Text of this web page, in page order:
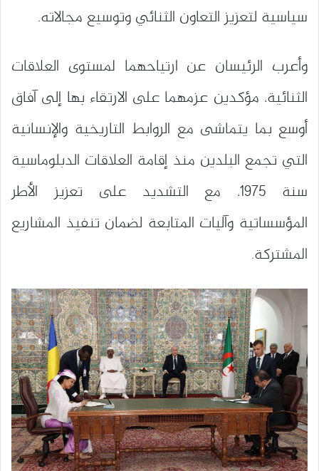
سياسية لتعزيز التعاون الثنائي وتوسيع مجالاته.
وأعرب الرئيسان عن ارتياحهما لمستوى العلاقات
الثنائية، مؤكدين عزمهما على الارتقاء بها إلى آفاق
أوسع بما يتماشى مع الروابط التاريخية والإنسانية
التي تجمع البلدين منذ إقامة العلاقات الدبلوماسية
سنة 1975، مع التشديد على تعزيز الأطر
المؤسساتية وآليات المتابعة لضمان تنفيذ المشاريع
المشتركة.